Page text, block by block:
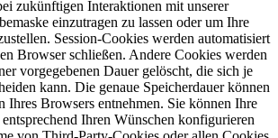
zukünftigen Interaktionen mit unserer
einzutragen zu lassen oder um Ihre
Session-Cookies werden automatisiert
Browser schließen. Andere Cookies werden
vorgegebenen Dauer gelöscht, die sich je
kann. Die genaue Speicherdauer können
Ihres Browsers entnehmen. Sie können Ihre
Ihren Wünschen konfigurieren